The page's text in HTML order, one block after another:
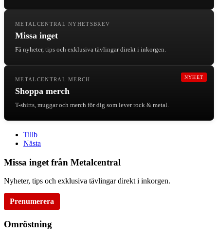
METALCENTRAL NYHETSBREV
Missa inget
Få nyheter, tips och exklusiva tävlingar direkt i inkorgen.
NYHET
METALCENTRAL MERCH
Shoppa merch
T-shirts, muggar och merch för dig som lever rock & metal.
Tillb
Nästa
Missa inget från Metalcentral
Nyheter, tips och exklusiva tävlingar direkt i inkorgen.
Prenumerera
Omröstning